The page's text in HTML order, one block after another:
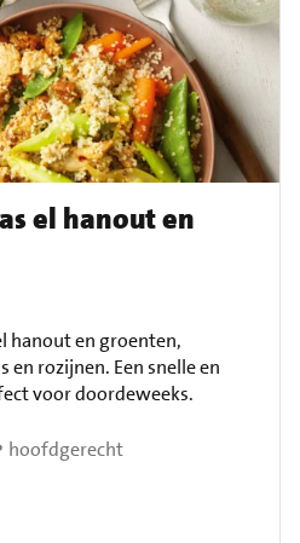
el hanout en
hanout en groenten,
en rozijnen. Een snelle en
voor doordeweeks.
hoofdgerecht